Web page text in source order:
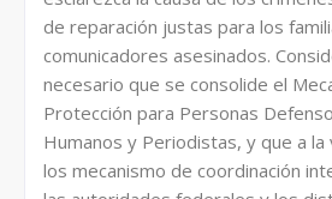
de reparación justas para los
comunicadores asesinados.
necesario que se consolide el
Protección para Personas
Humanos y Periodistas, y que a
los mecanismo de coordinación